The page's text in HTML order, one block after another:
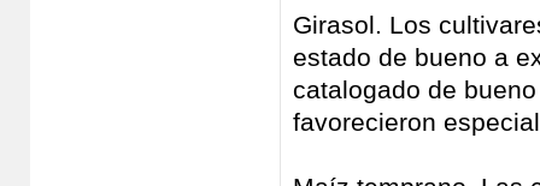
Girasol. Los
estado de bueno a
catalogado de
favorecieron